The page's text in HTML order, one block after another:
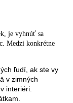
je vyhnúť sa
Medzi konkrétne
ľudí, ak ste vy
v zimných
interiéri.